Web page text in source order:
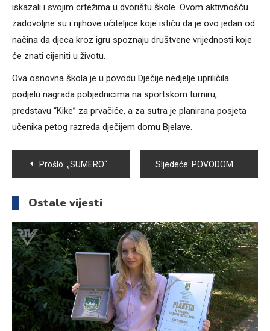
iskazali i svojim crtežima u dvorištu škole. Ovom aktivnošću
zadovoljne su i njihove učiteljice koje ističu da je ovo jedan od
načina da djeca kroz igru spoznaju društvene vrijednosti koje
će znati cijeniti u životu.
Ova osnovna škola je u povodu Dječije nedjelje upriličila
podjelu nagrada pobjednicima na sportskom turniru,
predstavu “Kike” za prvačiće, a za sutra je planirana posjeta
učenika petog razreda dječijem domu Bjelave.
Navigacija
članaka
Prošlo: „SUMERO“ ORGANIZOVAO KONFERENCIJU „INKLUZIJOM DO JEDNAKIH MOGUĆNOSTI DJECE I OSOBA S INVALIDITETOM KS“ Sljedeće: POVODOM DANA UČITELJA UPRILIČEN PRIJEM ZA VOGOŠĆANSKE PROSVJETNE RADNIKE
Ostale vijesti